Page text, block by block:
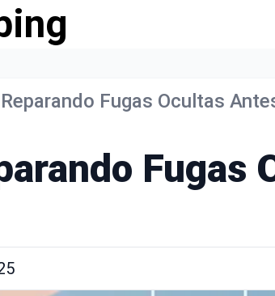
Fugas Ocultas
Fugas